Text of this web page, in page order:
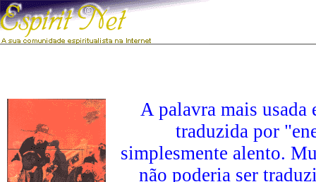
A palavra mais usada
traduzida por
simplesmente alento.
não poderia ser